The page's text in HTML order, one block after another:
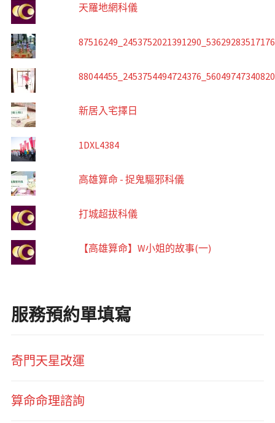
天羅地網科儀
新居入宅擇日
1DXL4384
高雄算命 - 捉鬼驅邪科儀
打城超拔科儀
【高雄算命】W小姐的故事(一)
服務預約單填寫
奇門天星改運
算命命理諮詢